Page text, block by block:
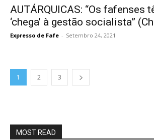
AUTÁRQUICAS: “Os fafenses
‘chega’ à gestão socialista”
Expresso de Fafe - Setembro 24, 2021
1 2 3
MOST READ